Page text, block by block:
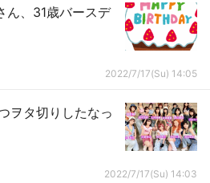
ん、31歳バースデ
2022/7/17(Su) 14:05
ヲタ切りしたなっ
2022/7/17(Su) 14:03